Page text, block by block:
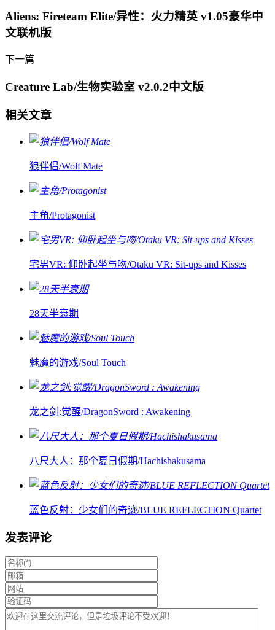
Aliens: Fireteam Elite/异性：火力精英 v1.05豪华中
文联机版
下一篇
Creature Lab/生物实验室 v2.0.2中文版
相关文章
狼伴侣/Wolf Mate
主角/Protagonist
宅男VR: 仰卧起坐与吻/Otaku VR: Sit-ups and Kisses
28天半衰期
魅魔的游戏/Soul Touch
龙之剑:觉醒/DragonSword : Awakening
八尺大人：那个夏日假期/Hachishakusama
蓝色反射：少女们的奇迹/BLUE REFLECTION Quartet
发表评论